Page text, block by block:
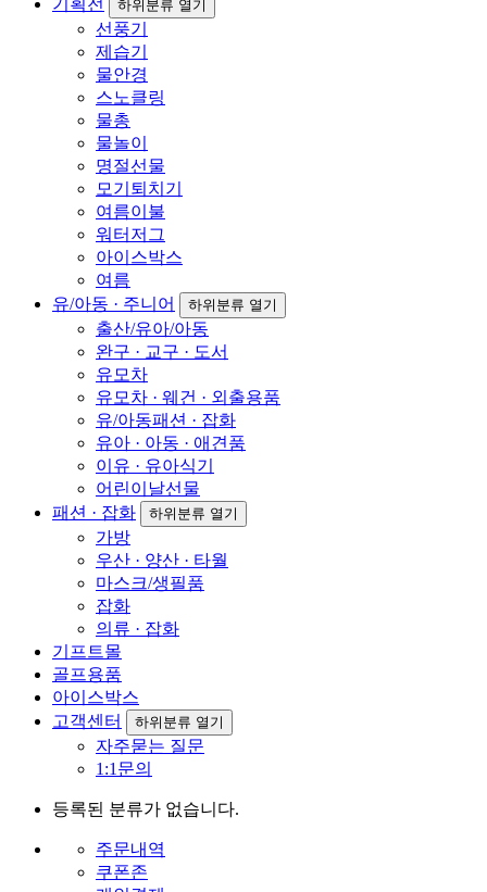
기획전
하위분류 열기
선풍기
제습기
물안경
스노클링
물총
물놀이
명절선물
모기퇴치기
여름이불
워터저그
아이스박스
여름
유/아동 · 주니어
하위분류 열기
출산/유아/아동
완구 · 교구 · 도서
유모차
유모차 · 웨건 · 외출용품
유/아동패션 · 잡화
유아 · 아동 · 애견품
이유 · 유아식기
어린이날선물
패션 · 잡화
하위분류 열기
가방
우산 · 양산 · 타월
마스크/생필품
잡화
의류 · 잡화
기프트몰
골프용품
아이스박스
고객센터
하위분류 열기
자주묻는 질문
1:1문의
등록된 분류가 없습니다.
주문내역
쿠폰존